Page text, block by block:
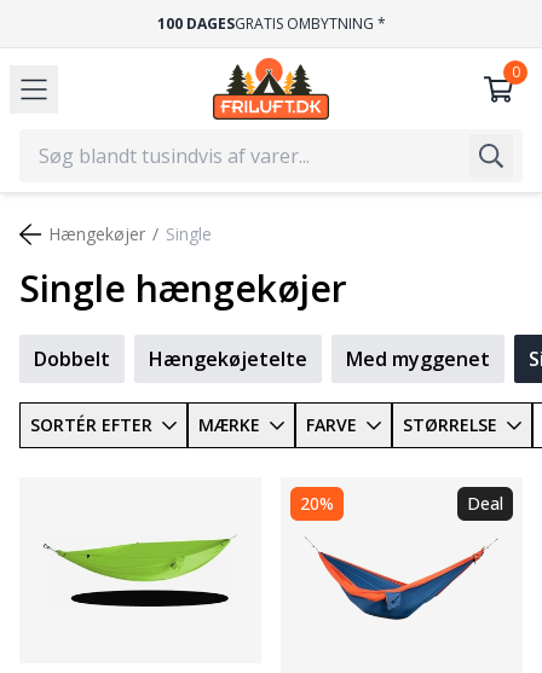
100 DAGESGRATIS OMBYTNING *
Dobbelt Hængekøjetelte Med myggenet
Hængekøjer Single
Single hængekøjer
SORTÉR EFTER MÆRKE FARVE STØRRELSE
20% Deal